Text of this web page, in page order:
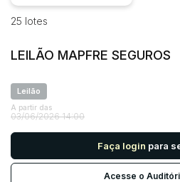
Veículos
Carros
Utilitário
Bairro
Judiciais Extrajudiciais
R$
25 lotes
LEILÃO MAPFRE SEGUROS
Leilão
A partir das
03/06/2026 14:00
Faça login para
Acesse o